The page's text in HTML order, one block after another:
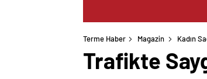
Terme Haber Magazin Kadın
Trafikte